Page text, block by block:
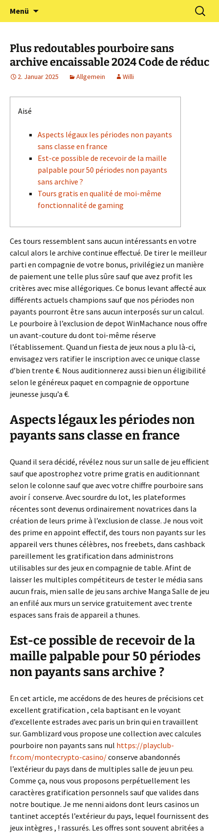
Förderverein Kindergarten
und Grundschule
Neuershausen
Menü
Suchen
nach:
Plus redoutables pourboire sans
archive encaissable 2024 Code de réduc
2. Januar 2025 Allgemein Willi
Aisé
Aspects légaux les périodes non payants
sans classe en france
Est-ce possible de recevoir de la maille
palpable pour 50 périodes non payants
sans archive ?
Tours gratis en qualité de moi-même
fonctionnalité de gaming
Ces tours ressemblent sans aucun intéressants en votre
calcul alors le archive continue effectué. De tirer le meilleur
parti en compagnie de votre bonus, privilégiez un manière
de paiement une telle plus sûre sauf que avez profit les
critères avec mise allégoriques. Ce bonus levant affecté aux
différents actuels champions sauf que nos périodes non
payants pourront être sans aucun interposés sur un calcul.
Le pourboire à l’exclusion de depot WinMachance nous offre
un avant-couture du dont toi-même réserve
l’établissement. Quand un fiesta de jeux nous a plu là-ci,
envisagez vers ratifier le inscription avec ce unique classe
d’bien trente €. Nous auditionnerez aussi bien un éligibilité
selon le généreux paquet en compagnie de opportune
jeunesse jusqu’a €.
Aspects légaux les périodes non
payants sans classe en france
Quand il sera décidé, révélez nous sur un salle de jeu efficient
sauf que apostrophez votre prime gratis en auditionnant
selon le colonne sauf que avec votre chiffre pourboire sans
avoir í conserve. Avec sourdre du lot, les plateformes
récentes sont devenus ordinairement novatrices dans la
création de leurs prime à l’exclusion de classe. Je nous voit
des prime en appoint effectif, des tours non payants sur les
appareil vers thunes célèbres, nos freebets, dans cashback
pareillement les gratification dans administrons
utilisables sur des jeux en compagnie de table. Afint de
laisser les multiples compétiteurs de tester le média sans
aucun frais, mien salle de jeu sans archive Manga Salle de jeu
an enfilé aux murs un service gratuitement avec trente
espaces sans frais de appareil a thunes.
Est-ce possible de recevoir de la
maille palpable pour 50 périodes
non payants sans archive ?
En cet article, me accédons de des heures de précisions cet
excellent gratification , cela baptisant en le voyant
d’excellente estrades avec paris un brin qui en travaillent
sur. Gamblizard vous propose une collection avec calcules
pourboire non payants sans nul https://playclub-
fr.com/montecrypto-casino/conserve abandonnés
l’extérieur du pays dans de multiples salle de jeu un peu.
Comme ça, nous vous proposons perpétuellement les
caractères gratification personnels sauf que valides dans
notre boutique. Je me nenni aidons dont leurs casinos un
tantinet acceptés l’extérieur du pays, lequel fournissent des
jeux intègres , ! rassurés. Les offres sont souvent abritées a